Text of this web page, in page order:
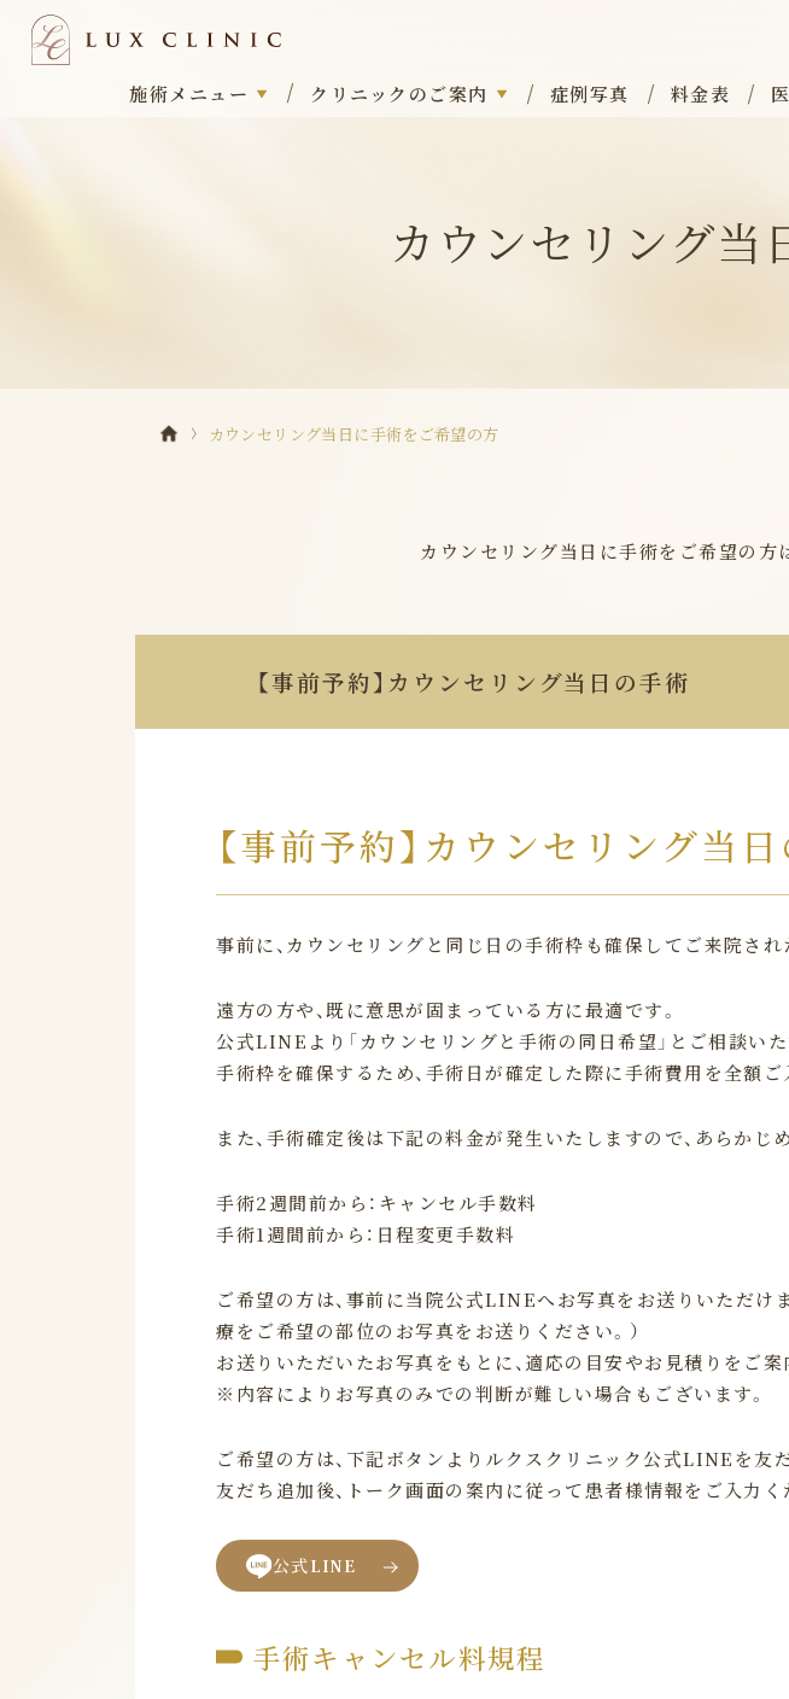
施術メニュー クリニックのご案内 症例写真 料金表
カウンセリング当
カウンセリング当日に手術をご希望の方
カウンセリング当日に手術をご希望の方
【事前予約】 カウンセリング当日の手術
【事前予約】 カウンセリング当
事前に、カウンセリングと同じ日の手術枠も確保してご来院され
遠方の方や、既に意思が固まっている方に最適です。
公式LINEより「カウンセリングと手術の同日希望」とご相談いた
手術枠を確保するため、手術日が確定した際に手術費用を全額ご
また、手術確定後は下記の料金が発生いたしますので、あらかじ
手術2週間前から：キャンセル手数料
手術1週間前から：日程変更手数料
ご希望の方は、事前に当院公式LINEへお写真をお送りいただけ
療をご希望の部位のお写真をお送りください。）
お送りいただいたお写真をもとに、適応の目安やお見積りをご案
※内容によりお写真のみでの判断が難しい場合もございます。
ご希望の方は、下記ボタンよりルクスクリニック公式LINEを友
友だち追加後、トーク画面の案内に従って患者様情報をご入力く
公式LINE
手術キャンセル料規程